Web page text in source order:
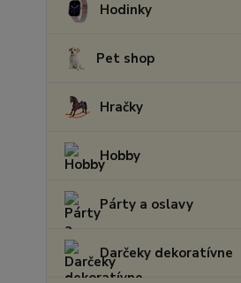
Hodinky
Pet shop
Hračky
Hobby
Párty a oslavy
Darčeky dekoratívne